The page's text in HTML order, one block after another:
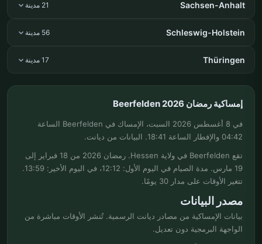
Sachsen-Anhalt 21 مدينة
Schleswig-Holstein 56 مدينة
Thüringen 17 مدينة
إمساكية رمضان Beerfelden 2026
في 8 أغسطس 2026 السبت، الإمساك في Beerfelden الساعة
04:42 والإفطار الساعة 18:41. البيانات من ديانت.
تقع Beerfelden في ولاية Hessen. رمضان 2026 من 18 فبراير إلى
19 مارس. مدة الصيام في اليوم الأول: 12:12، في اليوم الأخير: 13:59.
تتغير الأوقات على مدار 30 يومًا.
مصدر البيانات
بيانات الإمساكية من مصادر ديانت الرسمية. تُنشر الأوقات مباشرة من
الواجهة البرمجية دون تعديل.